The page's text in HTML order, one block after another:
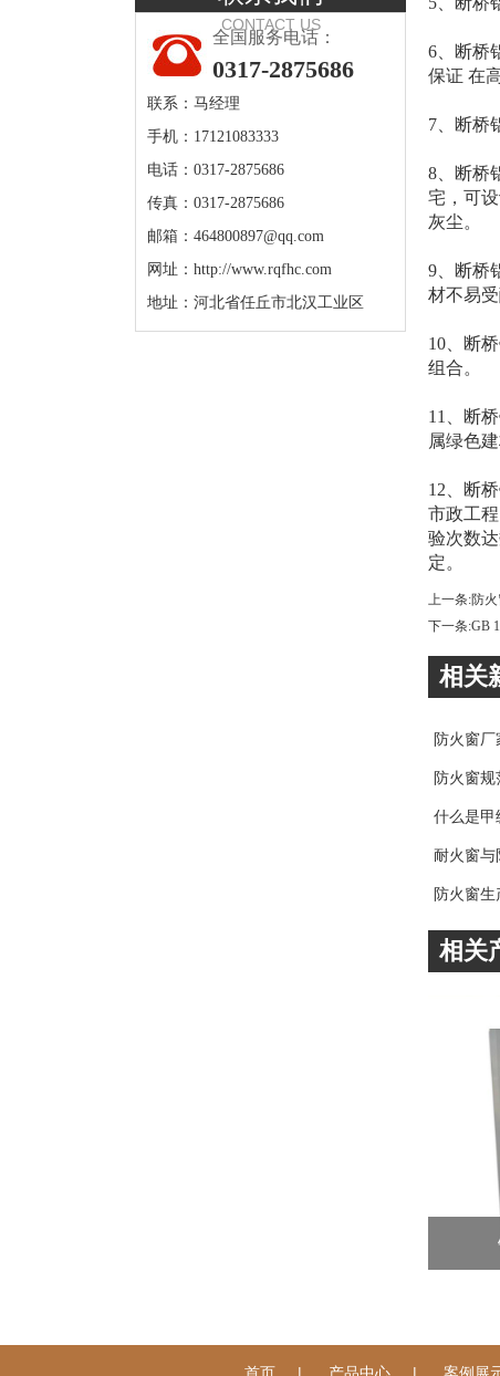
CONTACT US
全国服务电话：
0317-2875686
联系：马经理
手机：17121083333
电话：0317-2875686
传真：0317-2875686
邮箱： 464800897@qq.com
网址： http://www.rqfhc.com
地址：河北省任丘市北汉工业区
6、断桥
保证 在
7、断桥
8、断桥
宅，可
灰尘。
9、断桥
材不易
10、断
组合。
11、断
属绿色
12、断
市政工
验次数
定。
上一条:防
下一条:GB
相关
防火窗
防火窗
什么是甲
耐火窗与
防火窗
相关